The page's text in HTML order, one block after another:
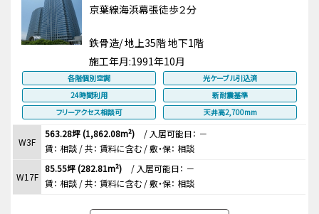
京葉線海浜幕張徒歩２分
鉄骨造/ 地上35階 地下1階
施工年月:1991年10月
各階個別空調
光ケーブル引込済
24時間利用
新耐震基準
フリーアクセス相談可
天井高2,700mm
W3F
563.28坪 (1,862.08m²) / 入居可能日： －
賃： 相談 / 共： 賃料に含む / 敷・保： 相談
W17F
85.55坪 (282.81m²) / 入居可能日： －
賃： 相談 / 共： 賃料に含む / 敷・保： 相談